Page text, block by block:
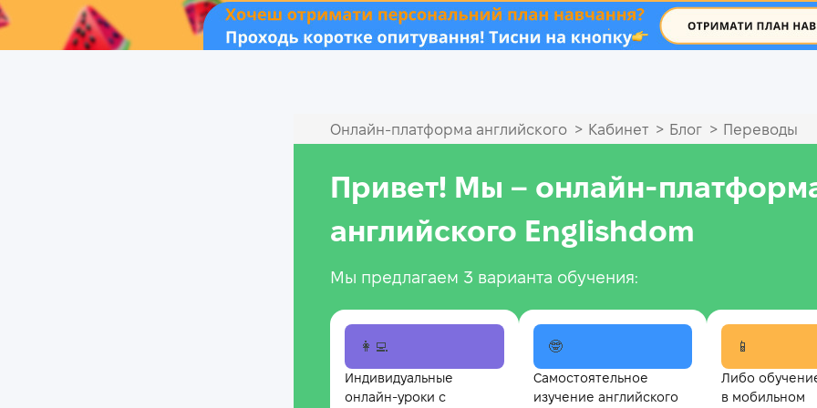
.
Онлайн‑платформа английского > Кабинет > Блог > Переводы
Привет! Мы –
английского Englishdom
Мы предлагаем 3 варианта обучения:
👩‍💻
Индивидуальные
онлайн-уроки с
🤓
Самостоятельное
изучение английского
📱
Либо
в мобильном